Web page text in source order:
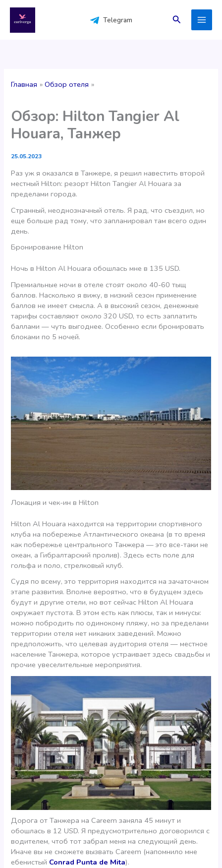
содержимому
Telegram Поиск
Главная Обзор отеля
Обзор: Hilton Tangier Al
Houara, Танжер
25.05.2023
Раз уж я оказался в Танжере, я решил навестить второй
местный Hilton: резорт Hilton Tangier Al Houara за
пределами города.
Странный, неоднозначный отель. Я рад, что съездил, но
еще больше рад тому, что запланировал там всего один
день.
Бронирование Hilton
Ночь в Hilton Al Houara обошлась мне в 135 USD.
Премиальные ночи в отеле стоят около 40-60 тыщ
баллов. Насколько я вижу, в низкий сезон применение
баллов не имеет смысла. А в высокий сезон, денежные
тарифы составляют около 320 USD, то есть заплатить
баллами — чуть выгоднее. Особенно если бронировать
блоками по 5 ночей.
Локация и чек-ин в Hilton
Hilton Al Houara находится на территории спортивного
клуба на побережье Атлантического океана (в то время
как побережье центрального Танжера — это все-таки не
океан, а Гибралтарский пролив). Здесь есть поле для
гольфа и поло, стрелковый клуб.
Судя по всему, это территория находится на зачаточном
этапе развития. Вполне вероятно, что в будущем здесь
будут и другие отели, но вот сейчас Hilton Al Houara
окружает пустота. В этом есть как плюсы, так и минусы:
можно побродить по одинокому пляжу, но за пределами
территории отеля нет никаких заведений. Можно
предположить, что целевая аудитория отеля — местное
население Танжера, которое устраивает здесь свадьбы и
прочие увеселительные мероприятия.
Дорога от Танжера на Careem заняла 45 минут и
обошлась в 12 USD. Я предусмотрительно договорился с
водителем, чтоб тот забрал меня на следующий день.
Иначе вы не сможете вызвать Careem (напомнило мне
ебенистый Conrad Punta de Mita).